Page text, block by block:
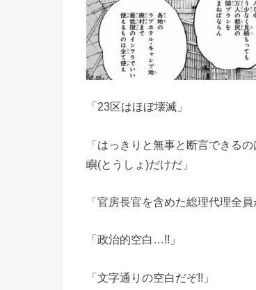
「23区はほぼ壊滅」
「はっきりと無事と断言できる
嶼(とうしょ)だけだ」
「官房長官を含めた総理代理全員
「政治的空白…!!」
「文字通りの空白だぞ!!」